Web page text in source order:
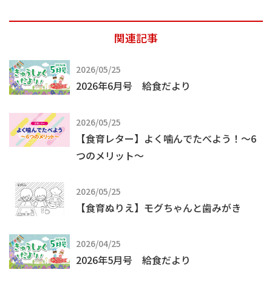
関連記事
2026/05/25
2026年6月号 給食だより
2026/05/25
【食育レター】よく噛んでたべよう！～6
つのメリット～
2026/05/25
【食育ぬりえ】モグちゃんと歯みがき
2026/04/25
2026年5月号 給食だより